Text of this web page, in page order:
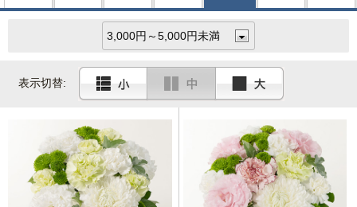
表示切替: